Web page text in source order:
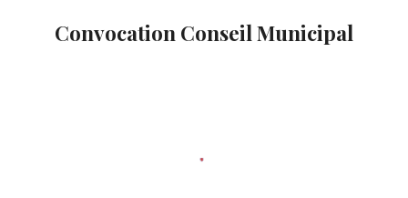
Convocation Conseil Municipal